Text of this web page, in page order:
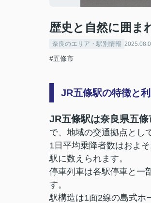
歴史と自然に囲ま
奈良のエリア・駅別情報
#五條市
JR五條駅の特徴と
JR五條駅は奈良県五
で、地域の交通拠点とし
1日平均乗降者数はおよ
駅に数えられます。
停車列車は各駅停車と一
す。
駅構造は1面2線の島式ホ